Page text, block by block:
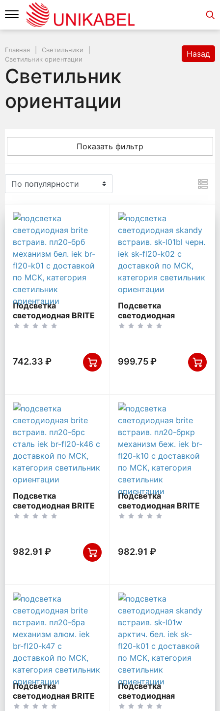
Главная
Светильники
Светильник ориентации
Назад
Светильник
ориентации
Показать фильтр
Светильник ориентации
Подсветка
светодиодная BRITE
встраив. ПЛ20-БрБ
742.33 ₽
Подсветка
светодиодная
SKANDY встраив. SK-
999.75 ₽
Подсветка
светодиодная BRITE
встраив. ПЛ20-БрС
982.91 ₽
Подсветка
светодиодная BRITE
встраив. ПЛ20-БрКр
982.91 ₽
Подсветка
светодиодная BRITE
встраив. ПЛ20-БрА
Подсветка
светодиодная
SKANDY встраив. SK-